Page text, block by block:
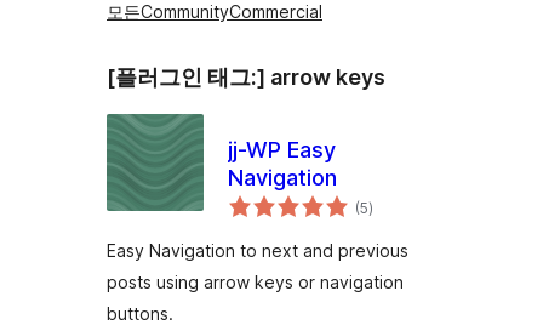
모든CommunityCommercial
[플러그인 태그:] arrow keys
jj-WP Easy
Navigation
(5전
체
점
)
Easy Navigation to next and previous
posts using arrow keys or navigation
buttons.